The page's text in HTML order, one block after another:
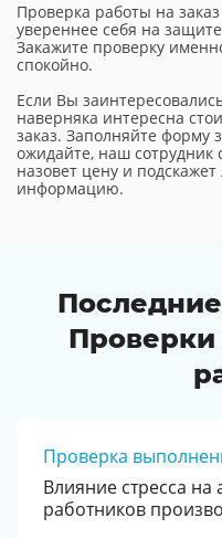
Проверка работы на
увереннее себя на
Закажите проверку
спокойно.
Если Вы
наверняка интересна
заказ. Заполняйте форму
ожидайте, наш сотрудник
назовет цену и
информацию.
Проверка
Влияние стресса
работников